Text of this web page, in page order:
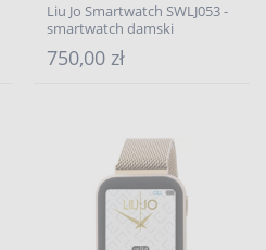
Liu Jo Smartwatch SWLJ053 -
smartwatch damski
750,00 zł